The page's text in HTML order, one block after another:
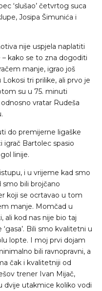
‘slušao’ četvrtog suca
Josipa Šimunića i
nije uspjela naplatiti
kako se to zna dogoditi
manje, igrao još
tri prilike, ali prvo je
su u 75. minuti
vratar Rudeša
do premijerne ligaške
igrač Bartolec spasio
linije.
i u vrijeme kad smo
smo bili brojčano
koji se ocrtavao u tom
manje. Momčad u
ali kod nas nije bio taj
Bili smo kvalitetni u
lopte. I moj prvi dojam
bili ravnopravni, a
čak i kvalitetniji od
trener Ivan Mijač,
dvije utakmice koliko vodi